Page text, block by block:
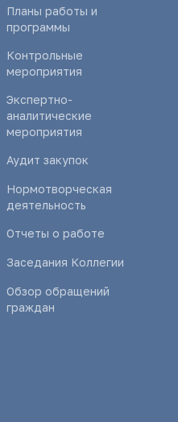
Планы работы и
программы
Контрольные
мероприятия
Экспертно-
аналитические
мероприятия
Аудит закупок
Нормотворческая
деятельность
Отчеты о работе
Заседания Коллегии
Обзор обращений
граждан